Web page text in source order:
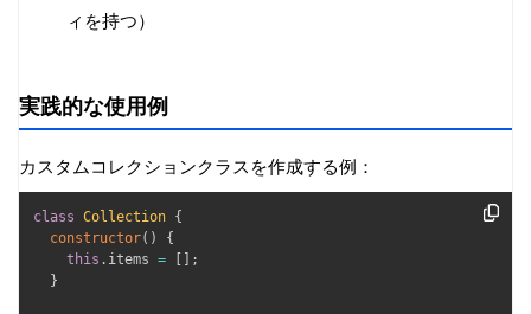
ィを持つ）
実践的な使用例
カスタムコレクションクラスを作成する例：
class Collection {
constructor( )
{
this . items =
;
}